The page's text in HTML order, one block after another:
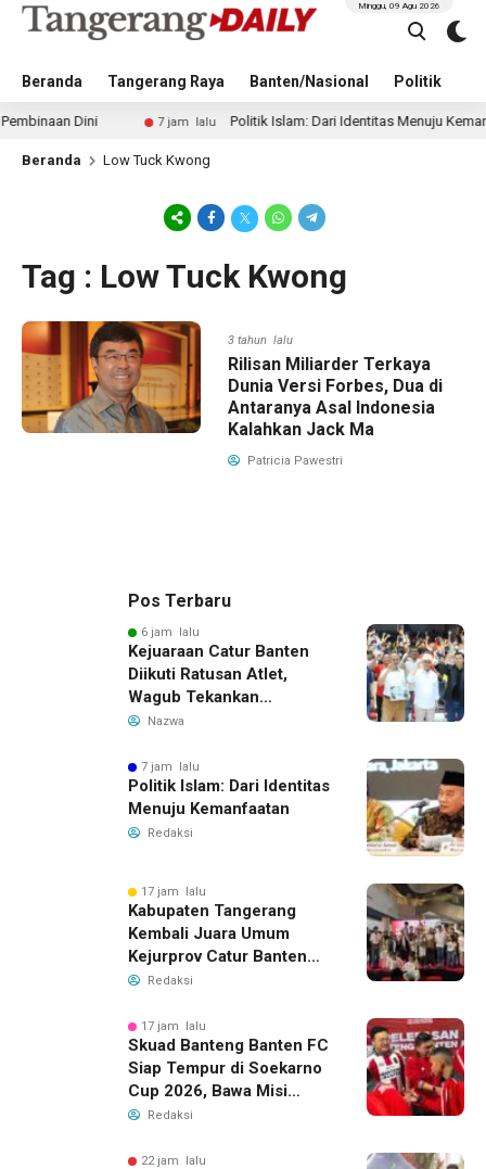
Beranda Tangerang Raya Banten/Nasional Politik
Minggu, 09 Agu 2026
Dini 7 jam lalu Politik Islam: Dari Identitas Menuju
Beranda Low Tuck Kwong
Tag : Low Tuck Kwong
3 tahun lalu
Rilisan Miliarder Terkaya
Dunia Versi Forbes, Dua di
Antaranya Asal Indonesia
Kalahkan Jack Ma
Patricia Pawestri
Pos Terbaru
6 jam lalu
Kejuaraan Catur Banten
Diikuti Ratusan Atlet,
Wagub Tekankan
Pembinaan Dini
Nazwa
7 jam lalu
Politik Islam: Dari Identitas
Menuju Kemanfaatan
Redaksi
17 jam lalu
Kabupaten Tangerang
Kembali Juara Umum
Kejurprov Catur Banten
2026, Raih 24 Medali
Redaksi
17 jam lalu
Skuad Banteng Banten FC
Siap Tempur di Soekarno
Cup 2026, Bawa Misi
Harumkan Nama Banten
Redaksi
22 jam lalu